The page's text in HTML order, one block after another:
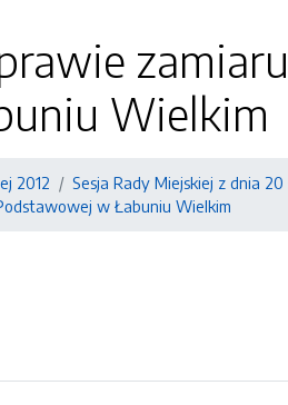
Wielkim
2012
Sesja Rady Miejskiej z dnia
w Łabuniu Wielkim